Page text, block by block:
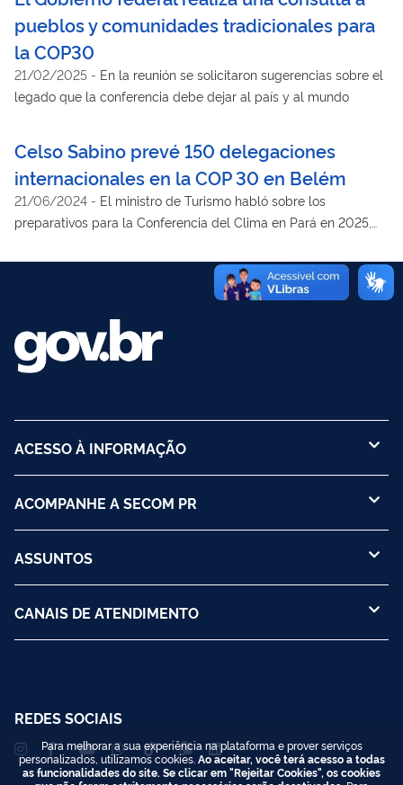
pueblos y comunidades tradicionales para
la COP30
21/02/2025 - En la reunión se solicitaron sugerencias sobre el
legado que la conferencia debe dejar al país y al mundo
Celso Sabino prevé 150 delegaciones
internacionales en la COP 30 en Belém
21/06/2024 - El ministro de Turismo habló sobre los
preparativos para la Conferencia del Clima en Pará en 2025,
hotelero y el papel del turismo en la recuperación de Rio
ACESSO À INFORMAÇÃO
ACOMPANHE A SECOM PR
ASSUNTOS
CANAIS DE ATENDIMENTO
REDES SOCIAIS
Para melhorar a sua experiência na plataforma e prover serviços
personalizados, utilizamos cookies. Ao aceitar, você terá acesso a todas
as funcionalidades do site. Se clicar em "Rejeitar Cookies", os cookies